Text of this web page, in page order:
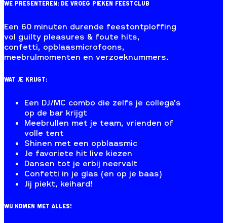
WE PRESENTEREN: DE VROEG PIEKEN FEESTCLUB
Een 60 minuten durende feestontploffing
vol guilty pleasures & foute hits,
confetti, opblaasmicrofoons,
meebrulmomenten en verzoeknummers.
WAT JE KRIJGT:
Een DJ/MC combo die zelfs je collega’s
op de bar krijgt
Meebrullen met je team, vrienden of
volle tent
Shinen met een opblaasmic
Je favoriete hit live kiezen
Dansen tot je erbij neervalt
Confetti in je glas (en op je baas)
Jij piekt, keihard!
WIJ KOMEN MET ALLES!